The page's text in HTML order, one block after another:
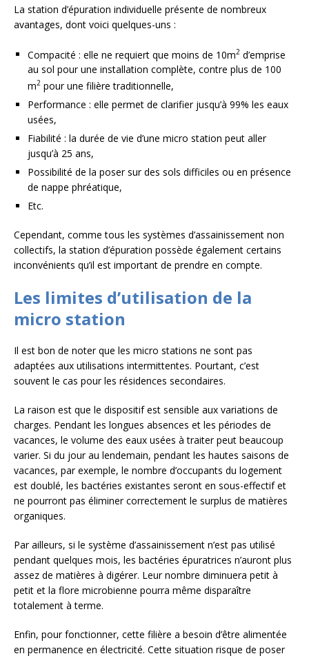
La station d’épuration individuelle présente de nombreux
avantages, dont voici quelques-uns :
Compacité : elle ne requiert que moins de 10m2 d’emprise
au sol pour une installation complète, contre plus de 100
m2 pour une filière traditionnelle,
Performance : elle permet de clarifier jusqu’à 99% les eaux
usées,
Fiabilité : la durée de vie d’une micro station peut aller
jusqu’à 25 ans,
Possibilité de la poser sur des sols difficiles ou en présence
de nappe phréatique,
Etc.
Cependant, comme tous les systèmes d’assainissement non
collectifs, la station d’épuration possède également certains
inconvénients qu’il est important de prendre en compte.
Les limites d’utilisation de la
micro station
Il est bon de noter que les micro stations ne sont pas
adaptées aux utilisations intermittentes. Pourtant, c’est
souvent le cas pour les résidences secondaires.
La raison est que le dispositif est sensible aux variations de
charges. Pendant les longues absences et les périodes de
vacances, le volume des eaux usées à traiter peut beaucoup
varier. Si du jour au lendemain, pendant les hautes saisons de
vacances, par exemple, le nombre d’occupants du logement
est doublé, les bactéries existantes seront en sous-effectif et
ne pourront pas éliminer correctement le surplus de matières
organiques.
Par ailleurs, si le système d’assainissement n’est pas utilisé
pendant quelques mois, les bactéries épuratrices n’auront plus
assez de matières à digérer. Leur nombre diminuera petit à
petit et la flore microbienne pourra même disparaître
totalement à terme.
Enfin, pour fonctionner, cette filière a besoin d’être alimentée
en permanence en électricité. Cette situation risque de poser